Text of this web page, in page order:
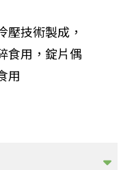
技術製成，
食用，錠片偶
用